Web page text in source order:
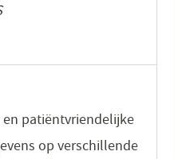
en patiëntvriendelijke
op verschillende